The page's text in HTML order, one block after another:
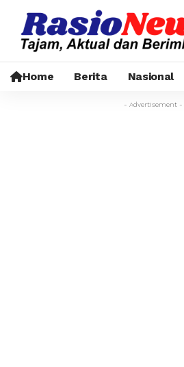
Home Berita Nasional
- Advertisement -